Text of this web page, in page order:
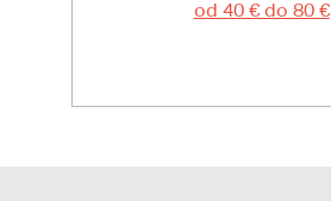
od 40 € do 80 €